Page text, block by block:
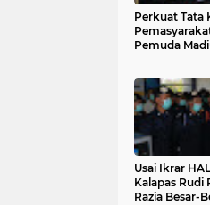
Perkuat Tata
Pemuda
Secara Virtual
Usai Ikrar
Kalapas Rudi
Razia Besar-